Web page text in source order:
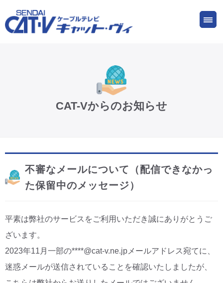
CAT-Vからのお知らせ
不審なメールについて（配信できなかっ
た保留中のメッセージ）
平素は弊社のサービスをご利用いただき誠にありがとうご
ざいます。
2023年11月一部の****@cat-v.ne.jpメールアドレス宛てに、
迷惑メールが送信されていることを確認いたしましたが、
仙台CATV キャット・ヴィってなに?
ケーブルプラス電話
サービスエリア
CM・広告掲載